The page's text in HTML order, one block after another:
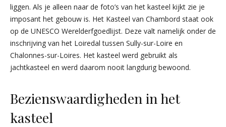
liggen. Als je alleen naar de foto’s van het kasteel kijkt zie je
imposant het gebouw is. Het Kasteel van Chambord staat ook
op de UNESCO Werelderfgoedlijst. Deze valt namelijk onder de
inschrijving van het Loiredal tussen Sully-sur-Loire en
Chalonnes-sur-Loires. Het kasteel werd gebruikt als
jachtkasteel en werd daarom nooit langdurig bewoond.
Bezienswaardigheden in het
kasteel